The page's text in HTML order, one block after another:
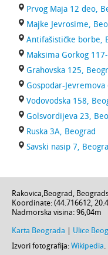
Prvog Maja 12 deo,
Majke Jevrosime,
Antifašističke borbe,
Maksima Gorkog
Grahovska 125,
Gospodar-Jevremova
Vodovodska 158,
Golsvordijeva 23,
Ruska 3A, Beograd
Savski nasip 7,
Rakovica,Beograd,
Koordinate: (44.716612,
Nadmorska visina: 96,04m
Karta Beograda Ulice
Izvori fotografija: Wikipedia.